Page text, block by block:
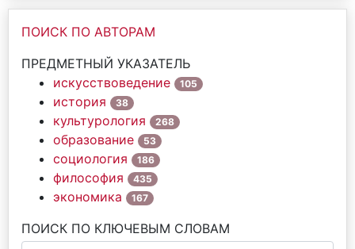
ПОИСК ПО АВТОРАМ
ПРЕДМЕТНЫЙ УКАЗАТЕЛЬ
искусствоведение
105
история 38
культурология 268
образование 53
социология 186
философия 435
экономика 167
ПОИСК ПО КЛЮЧЕВЫМ СЛОВАМ